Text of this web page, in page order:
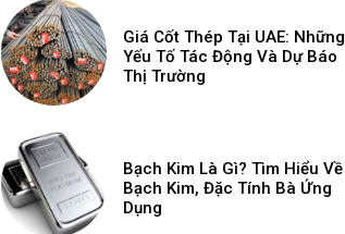
Giá Cốt Thép Tại UAE: Những
Yếu Tố Tác Động Và Dự Báo
Thị Trường
Bạch Kim Là Gì? Tìm Hiểu Về
Bạch Kim, Đặc Tính Bà Ứng
Dụng